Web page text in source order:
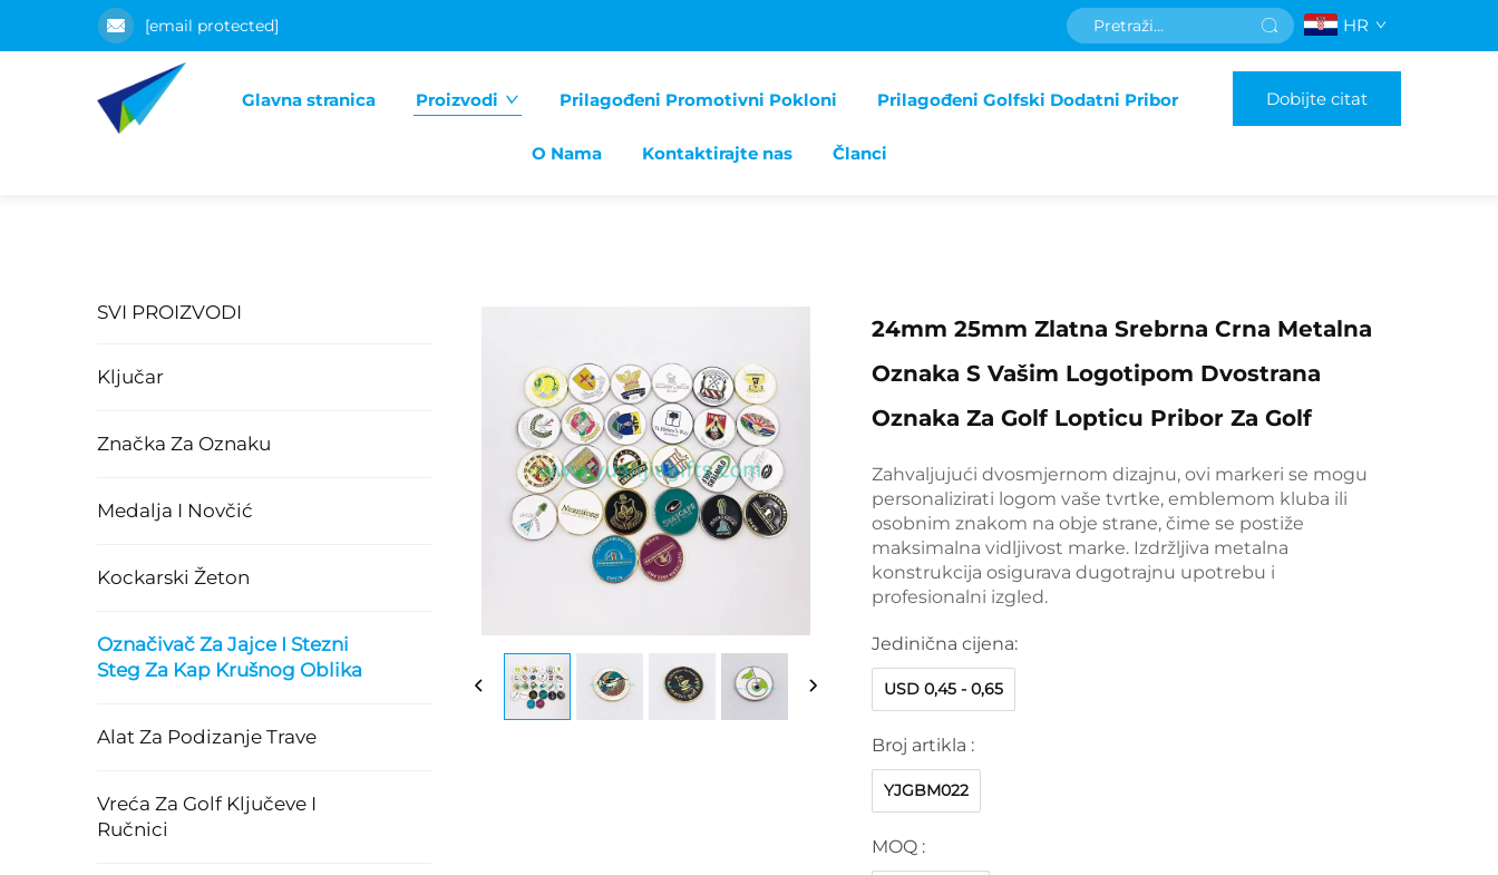
[email protected] HR
Glavna stranica Proizvodi Prilagođeni Promotivni Pokloni Prilagođeni Golfski Dodatni Pribor
O Nama Kontaktirajte nas Članci
Dobijte citat
SVI PROIZVODI
Ključar
Značka Za Oznaku
Medalja I Novčić
Kockarski Žeton
Označivač Za Jajce I Stezni
Steg Za Kap Krušnog Oblika
Alat Za Podizanje Trave
Vreća Za Golf Ključeve I
Ručnici
24mm 25mm Zlatna Srebrna Crna Metalna
Oznaka S Vašim Logotipom Dvostrana
Oznaka Za Golf Lopticu Pribor Za Golf
Zahvaljujući dvosmjernom dizajnu, ovi markeri se mogu
personalizirati logom vaše tvrtke, emblemom kluba ili
osobnim znakom na obje strane, čime se postiže
maksimalna vidljivost marke. Izdržljiva metalna
konstrukcija osigurava dugotrajnu upotrebu i
profesionalni izgled.
Jedinična cijena:
USD 0,45 - 0,65
Broj artikla :
YJGBM022
MOQ :